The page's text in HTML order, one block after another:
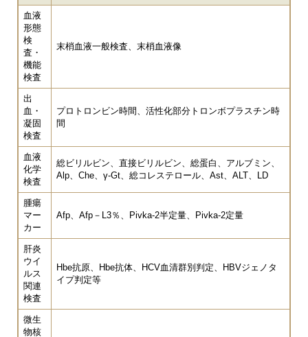
血液
形態
検
査・
機能
検査
末梢血液一般検査、末梢血液像
出
血・
凝固
検査
プロトロンビン時間、活性化部分トロンボプラスチン時
間
血液
化学
検査
総ビリルビン、直接ビリルビン、総蛋白、アルブミン、
Alp、Che、γ-Gt、総コレステロール、Ast、ALT、LD
腫瘍
マー
カー
Afp、Afp－L3％、Pivka-2半定量、Pivka-2定量
肝炎
ウイ
ルス
関連
検査
Hbe抗原、Hbe抗体、HCV血清群別判定、HBVジェノタ
イプ判定等
微生
物核